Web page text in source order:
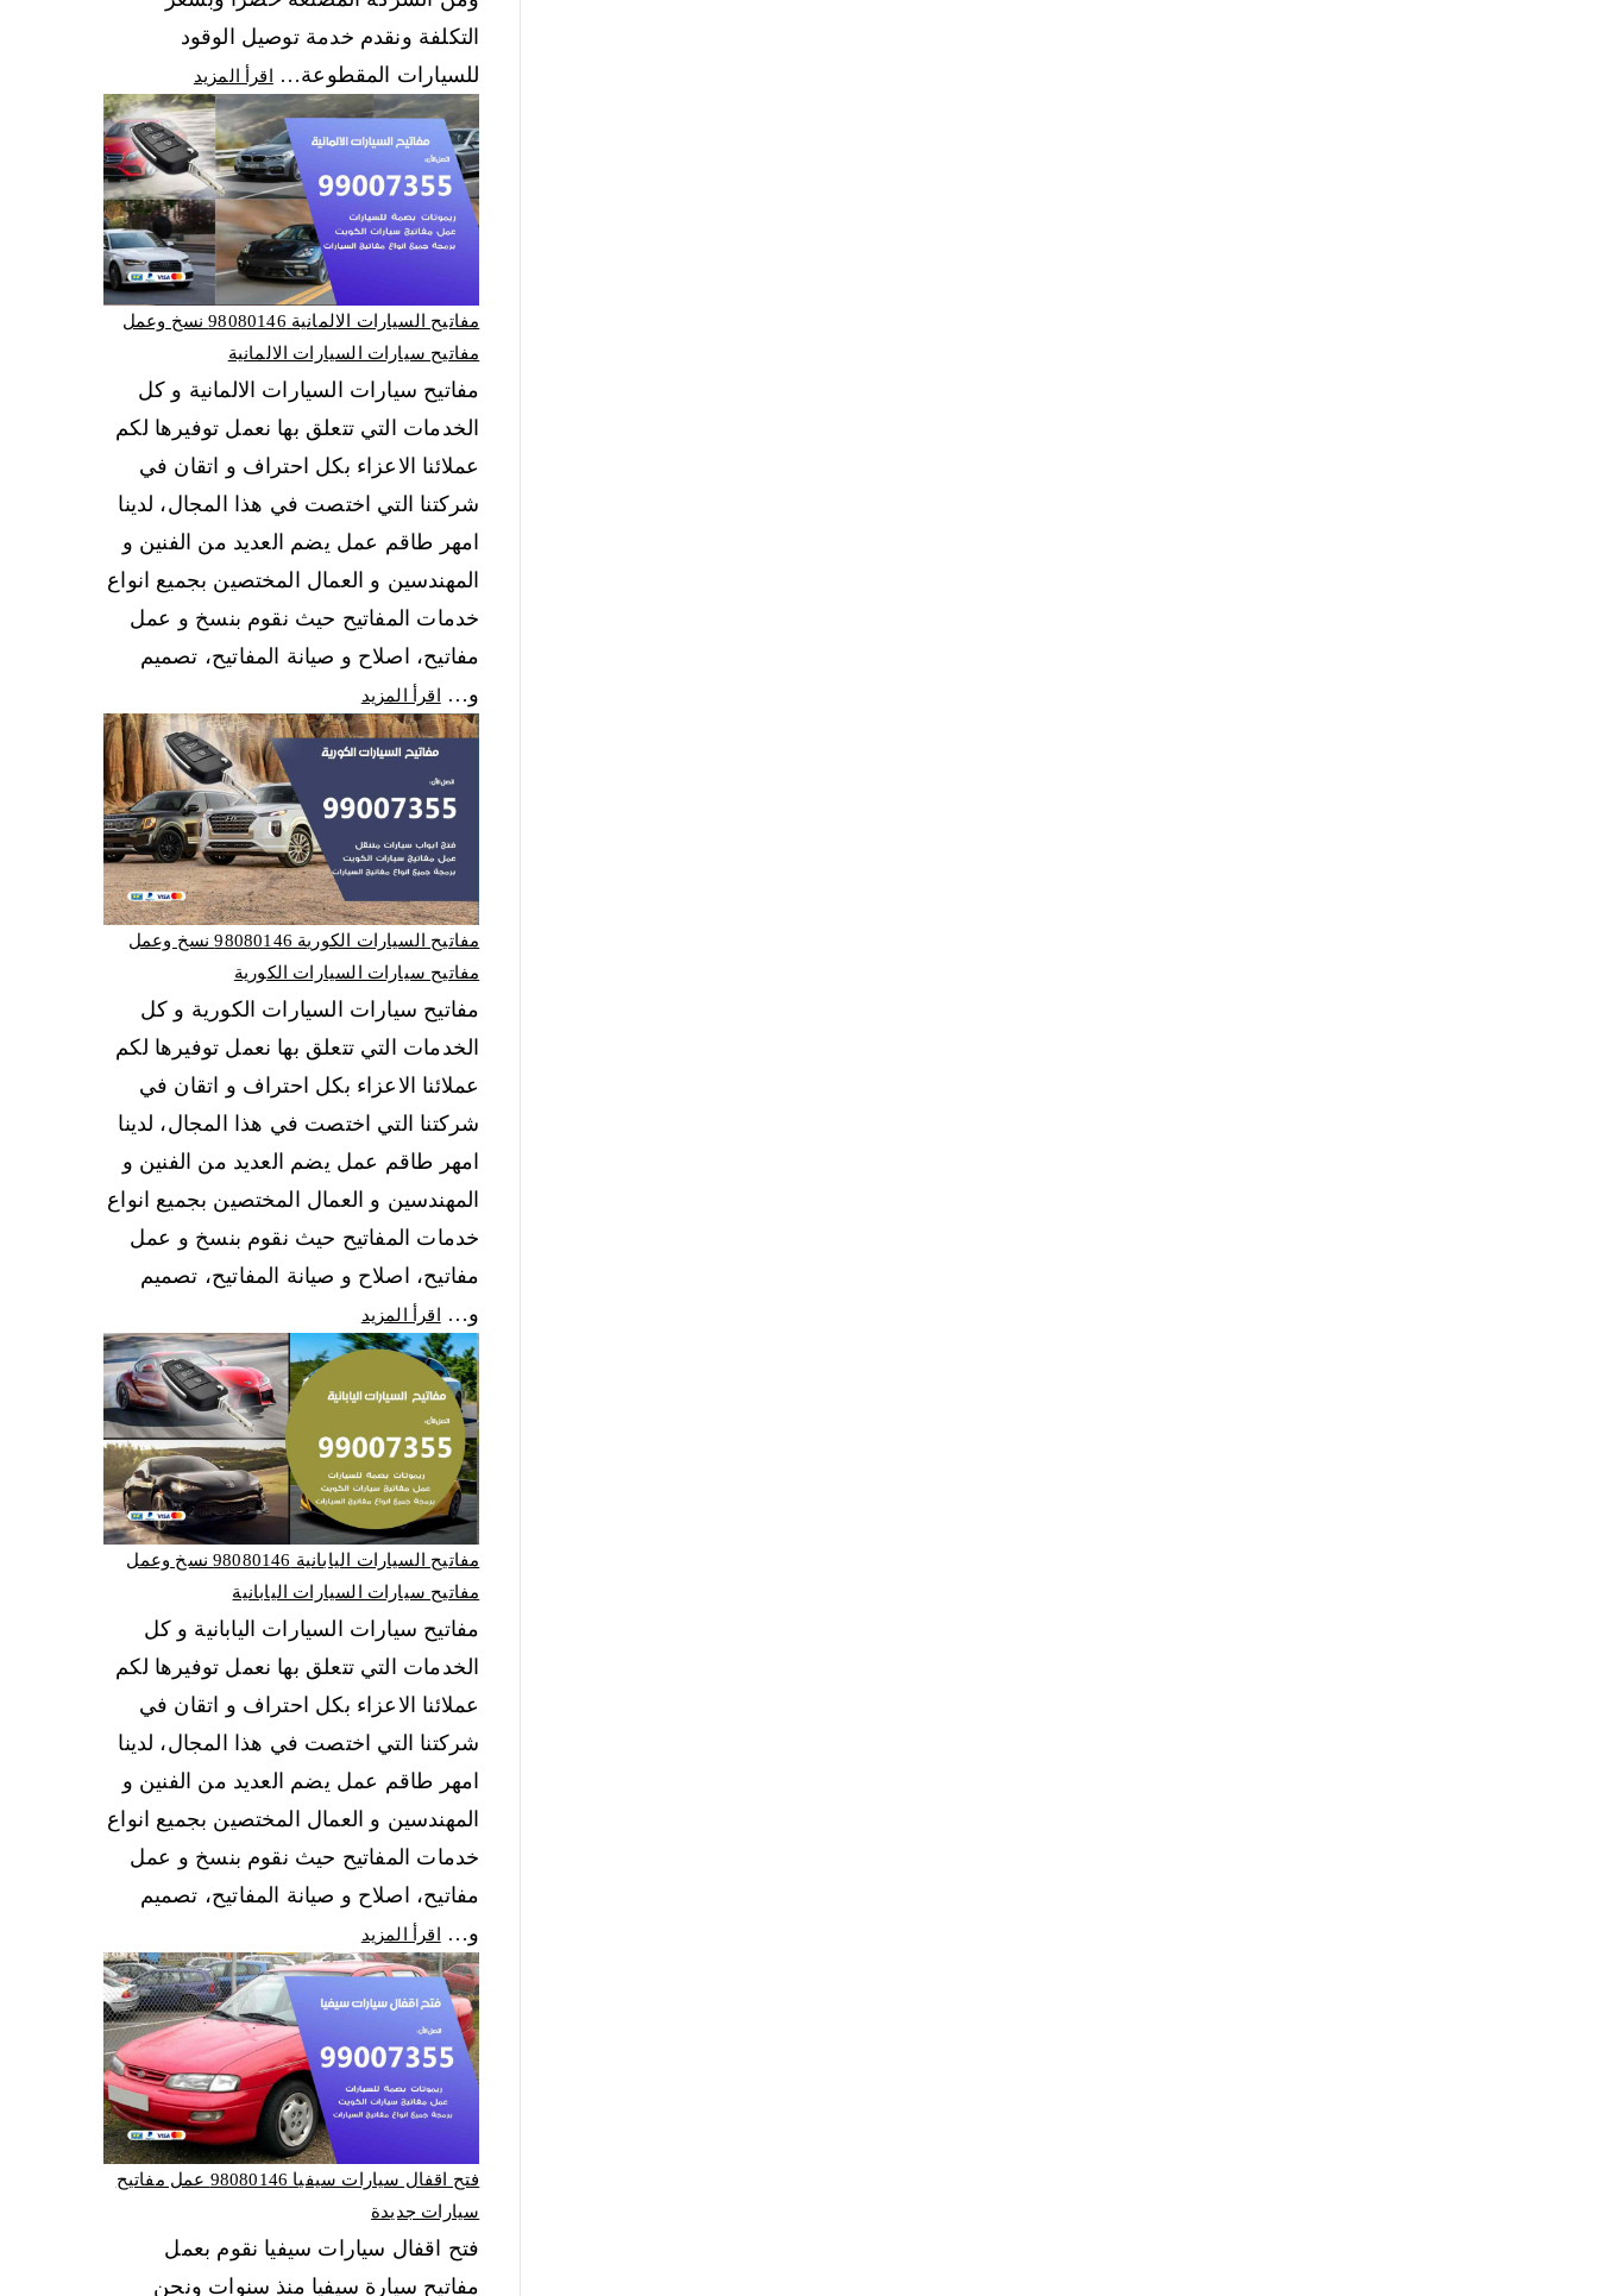
التكلفة ونقدم خدمة توصيل الوقود
للسيارات المقطوعة…
اقرأ المزيد
مفاتيح السيارات الالمانية 98080146‬ نسخ وعمل
مفاتيح سيارات السيارات الالمانية
مفاتيح سيارات السيارات الالمانية و كل
الخدمات التي تتعلق بها نعمل توفيرها لكم
عملائنا الاعزاء بكل احتراف و اتقان في
شركتنا التي اختصت في هذا المجال، لدينا
امهر طاقم عمل يضم العديد من الفنين و
المهندسين و العمال المختصين بجميع انواع
خدمات المفاتيح حيث نقوم بنسخ و عمل
مفاتيح، اصلاح و صيانة المفاتيح، تصميم
و…
اقرأ المزيد
مفاتيح السيارات الكورية 98080146‬ نسخ وعمل
مفاتيح سيارات السيارات الكورية
مفاتيح سيارات السيارات الكورية و كل
الخدمات التي تتعلق بها نعمل توفيرها لكم
عملائنا الاعزاء بكل احتراف و اتقان في
شركتنا التي اختصت في هذا المجال، لدينا
امهر طاقم عمل يضم العديد من الفنين و
المهندسين و العمال المختصين بجميع انواع
خدمات المفاتيح حيث نقوم بنسخ و عمل
مفاتيح، اصلاح و صيانة المفاتيح، تصميم
و…
اقرأ المزيد
مفاتيح السيارات اليابانية 98080146‬ نسخ وعمل
مفاتيح سيارات السيارات اليابانية
مفاتيح سيارات السيارات اليابانية و كل
الخدمات التي تتعلق بها نعمل توفيرها لكم
عملائنا الاعزاء بكل احتراف و اتقان في
شركتنا التي اختصت في هذا المجال، لدينا
امهر طاقم عمل يضم العديد من الفنين و
المهندسين و العمال المختصين بجميع انواع
خدمات المفاتيح حيث نقوم بنسخ و عمل
مفاتيح، اصلاح و صيانة المفاتيح، تصميم
و…
اقرأ المزيد
فتح اقفال سيارات سيفيا 98080146‬ عمل مفاتيح
سيارات جديدة
فتح اقفال سيارات سيفيا نقوم بعمل
مفاتيح سيارة سيفيا منذ سنوات ونحن